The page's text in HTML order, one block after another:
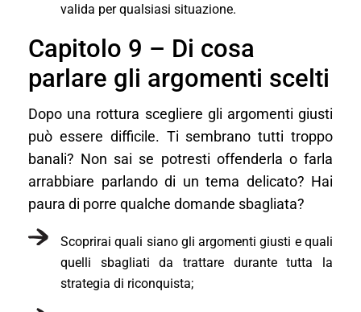
valida per qualsiasi situazione.
Capitolo 9 – Di cosa
parlare gli argomenti scelti
Dopo una rottura scegliere gli argomenti giusti
può essere difficile. Ti sembrano tutti troppo
banali? Non sai se potresti offenderla o farla
arrabbiare parlando di un tema delicato? Hai
paura di porre qualche domande sbagliata?
Scoprirai quali siano gli argomenti giusti e quali
quelli sbagliati da trattare durante tutta la
strategia di riconquista;